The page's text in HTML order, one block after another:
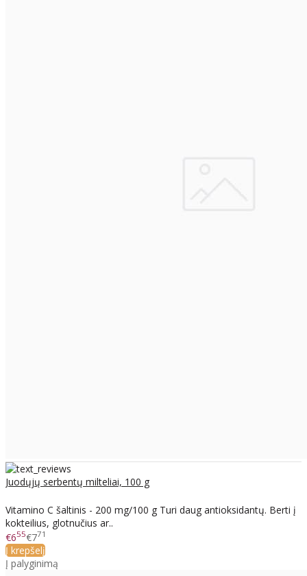
Juodųjų serbentų milteliai, 100 g
Vitamino C šaltinis - 200 mg/100 g Turi daug antioksidantų. Berti į
kokteilius, glotnučius ar..
€655€771
Į krepšelį
Į palyginimą